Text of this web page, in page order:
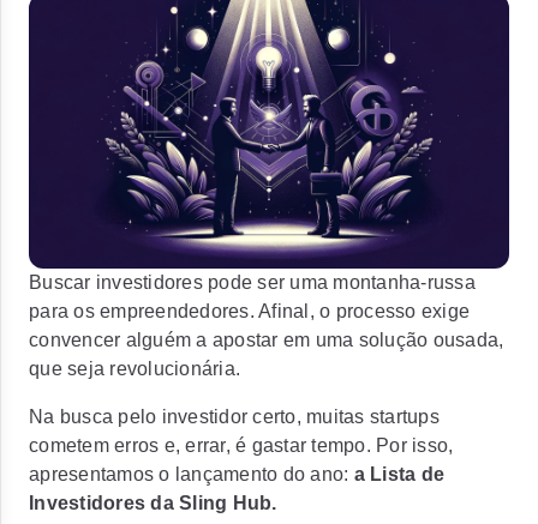
Buscar investidores pode ser uma montanha-russa
para os empreendedores. Afinal, o processo exige
convencer alguém a apostar em uma solução ousada,
que seja revolucionária.
Na busca pelo investidor certo, muitas startups
cometem erros e, errar, é gastar tempo. Por isso,
apresentamos o lançamento do ano: a Lista de
Investidores da Sling Hub.